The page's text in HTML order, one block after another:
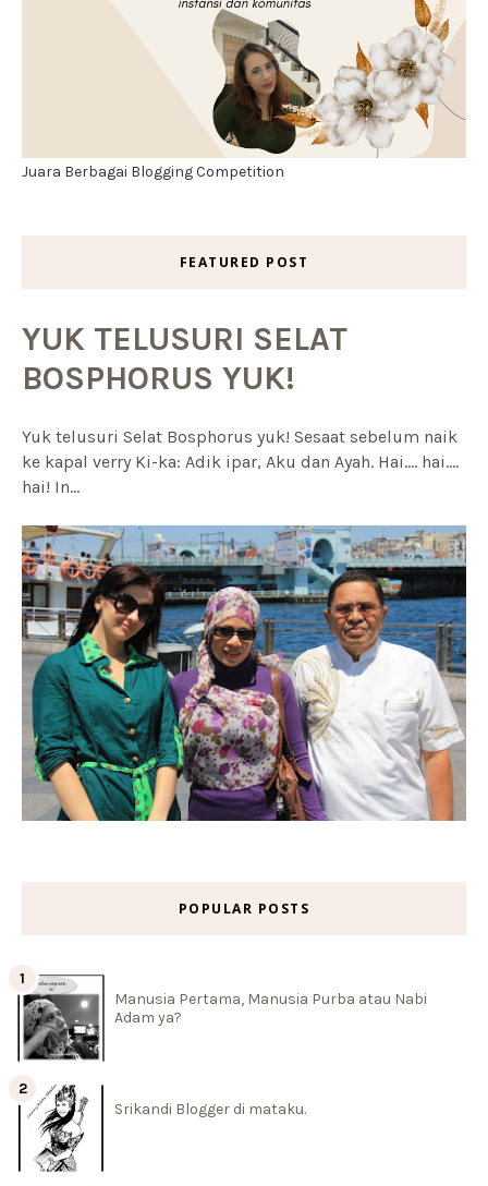
Juara Berbagai Blogging Competition
FEATURED POST
YUK TELUSURI SELAT
BOSPHORUS YUK!
Yuk telusuri Selat Bosphorus yuk! Sesaat sebelum naik
ke kapal verry Ki-ka: Adik ipar, Aku dan Ayah. Hai.... hai....
hai! In...
POPULAR POSTS
Manusia Pertama, Manusia Purba atau Nabi
Adam ya?
Srikandi Blogger di mataku.